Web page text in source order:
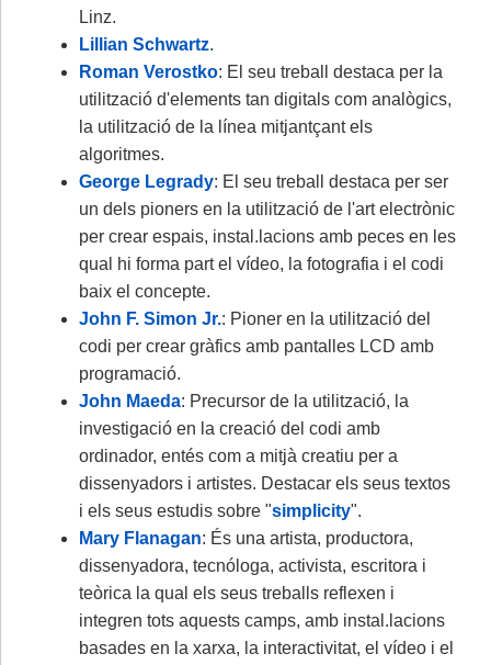
Linz.
Lillian Schwartz.
Roman Verostko: El seu treball destaca per la
utilització d'elements tan digitals com analògics,
la utilització de la línea mitjantçant els
algoritmes.
George Legrady: El seu treball destaca per ser
un dels pioners en la utilització de l'art electrònic
per crear espais, instal.lacions amb peces en les
qual hi forma part el vídeo, la fotografia i el codi
baix el concepte.
John F. Simon Jr.: Pioner en la utilització del
codi per crear gràfics amb pantalles LCD amb
programació.
John Maeda: Precursor de la utilització, la
investigació en la creació del codi amb
ordinador, entés com a mitjà creatiu per a
dissenyadors i artistes. Destacar els seus textos
i els seus estudis sobre "simplicity".
Mary Flanagan: És una artista, productora,
dissenyadora, tecnóloga, activista, escritora i
teòrica la qual els seus treballs reflexen i
integren tots aquests camps, amb instal.lacions
basades en la xarxa, la interactivitat, el vídeo i el